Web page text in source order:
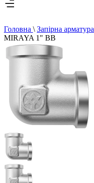
Головна \ Запірна арматура
MIRAYA 1" ВВ